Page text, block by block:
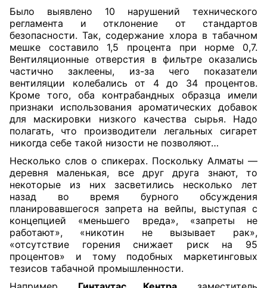
Было выявлено 10 нарушений технического
регламента и отклонение от стандартов
безопасности. Так, содержание хлора в табачном
мешке составило 1,5 процента при норме 0,7.
Вентиляционные отверстия в фильтре оказались
частично заклеены, из-за чего показатели
вентиляции колебались от 4 до 34 процентов.
Кроме того, оба контрабандных образца имели
признаки использования ароматических добавок
для маскировки низкого качества сырья. Надо
полагать, что производители легальных сигарет
никогда себе такой низости не позволяют…
Несколько слов о спикерах. Поскольку Алматы —
деревня маленькая, все друг друга знают, то
некоторые из них засветились несколько лет
назад во время бурного обсуждения
планировавшегося запрета на вейпы, выступая с
концепцией «меньшего вреда», «запреты не
работают», «никотин не вызывает рак»,
«отсутствие горения снижает риск на 95
процентов» и тому подобных маркетинговых
тезисов табачной промышленности.